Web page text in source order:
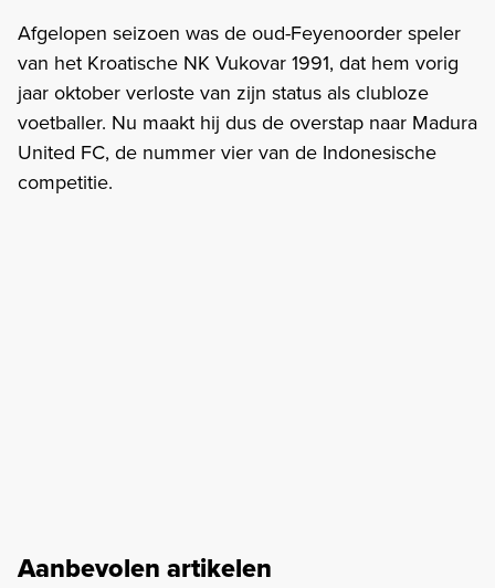
Afgelopen seizoen was de oud-Feyenoorder speler
van het Kroatische NK Vukovar 1991, dat hem vorig
jaar oktober verloste van zijn status als clubloze
voetballer. Nu maakt hij dus de overstap naar Madura
United FC, de nummer vier van de Indonesische
competitie.
Aanbevolen artikelen